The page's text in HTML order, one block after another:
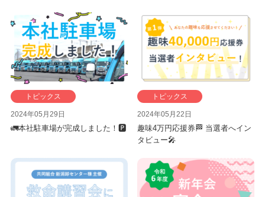
トピックス
2024年05月29日
🚛本社駐車場が完成しました！🅿
トピックス
2024年05月22日
趣味4万円応援券🏁 当選者へイン
タビュー🎤